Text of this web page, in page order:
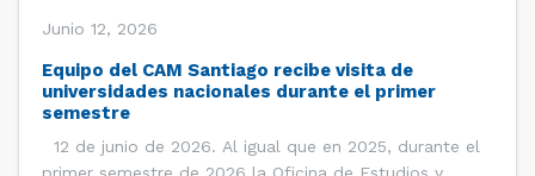
Junio 12, 2026
Equipo del CAM Santiago recibe visita de
universidades nacionales durante el primer
semestre
12 de junio de 2026. Al igual que en 2025, durante el